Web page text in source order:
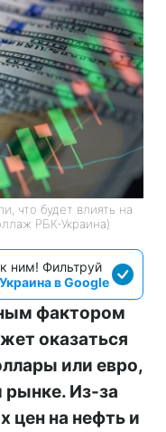
что будет влиять на
РБК-Украина)
ним! Фильтруй
в Google
фактором
оказаться
или евро,
рынке. Из-за
цен на нефть и